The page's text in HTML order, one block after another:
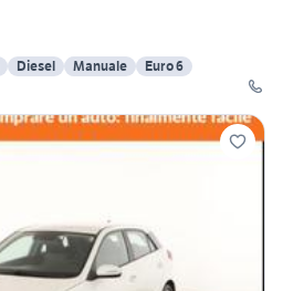
Diesel Manuale
Euro 6